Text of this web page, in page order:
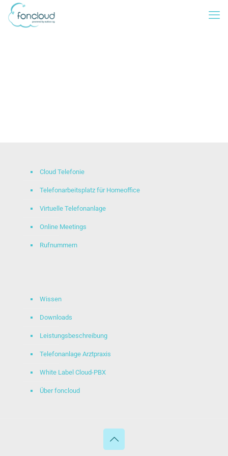
Cloud Telefonie
Telefonarbeitsplatz für Homeoffice
Virtuelle Telefonanlage
Online Meetings
Rufnummern
Wissen
Downloads
Leistungsbeschreibung
Telefonanlage Arztpraxis
White Label Cloud-PBX
Über foncloud